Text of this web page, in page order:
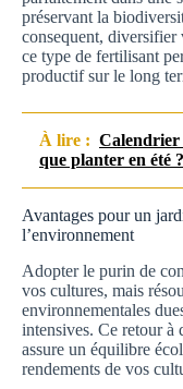
préservant la
consequent, diversifier
ce type de fertilisant
productif sur le long
À lire : Calendrier
que planter en été ?
Avantages pour un
l’environnement
Adopter le purin de
vos cultures, mais
environnementales
intensives. Ce retour à
assure un équilibre
rendements de vos